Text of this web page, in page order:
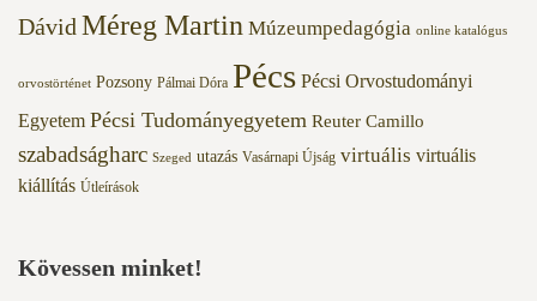
Dávid Méreg Martin Múzeumpedagógia online katalógus
orvostörténet Pozsony Pálmai Dóra Pécs Pécsi Orvostudományi
Egyetem Pécsi Tudományegyetem Reuter Camillo
szabadságharc Szeged utazás Vasárnapi Újság virtuális virtuális
kiállítás Útleírások
Kövessen minket!